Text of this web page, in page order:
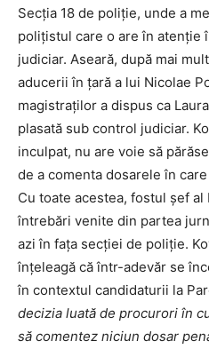
Secția 18 de poliție, unde a
polițistul care o are în atenție
judiciar. Aseară, după mai
aducerii în țară a lui Nicolae
magistraţilor a dispus ca
plasată sub control judiciar.
inculpat, nu are voie să
de a comenta dosarele în
Cu toate acestea, fostul șef al
întrebări venite din partea
azi în fața secției de poliție.
înțeleagă că într-adevăr se
în contextul candidaturii la
decizia luată de procurori în
să comentez niciun dosar